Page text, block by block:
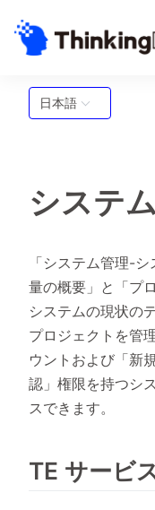
日本語
システ
「システム管理-
量の概要」と「プ
システムの現状の
プロジェクトを管
ウントおよび「新
認」権限を持つシ
スできます。
TE サービ